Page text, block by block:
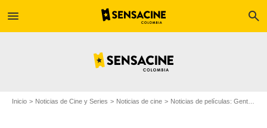
menu search
Inicio Noticias de Cine y Series Noticias de cine Noticias de películas: Gente